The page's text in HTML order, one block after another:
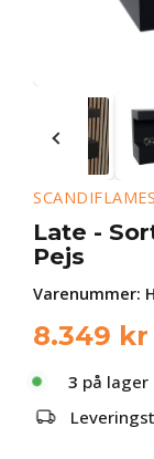
Late -
Pejs
Varenummer:
8.349 kr
3 på lager